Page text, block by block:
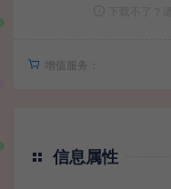
增值服务：
信息属性